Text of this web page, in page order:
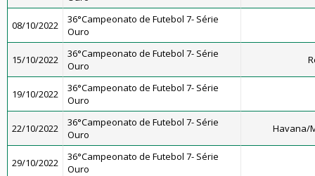
08/10/2022
36°Campeonato de Futebol 7- Série
Ouro
15/10/2022
36°Campeonato de Futebol 7- Série
Ouro
19/10/2022
36°Campeonato de Futebol 7- Série
Ouro
22/10/2022
36°Campeonato de Futebol 7- Série
Ouro
Havana/
29/10/2022
36°Campeonato de Futebol 7- Série
Ouro